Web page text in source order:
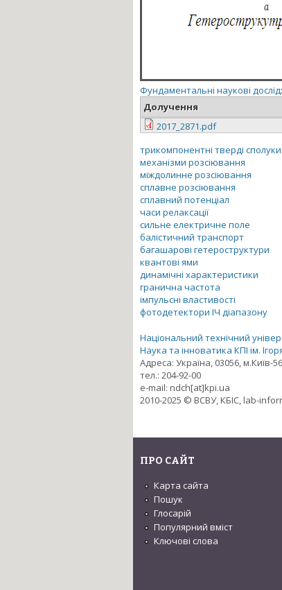
Фундаментальні наукові
Долучення
2017_2871.pdf
трикомпонентні тверді сполуки
механізми розсіювання
міждолинне розсіювання
сплавне розсіювання
сплавний потенціал
часи релаксації
сильне електричне поле
балістичний транспорт
багашарові гетероструктури
квантові ями
динамічні характеристики
гранична частота
імпульсні властивості
фотодетектори ІЧ діапазону
Національний технічний
Наука та інноватика КПІ ім.
Адреса: Україна, 03056, м.Київ-
тел.: 204-92-00
e-mail: ndch[at]kpi.ua
2010-2025 © ВСВУ, КБІС, lab-
ПРО САЙТ
Карта сайта
Пошук
Глосарій
Популярний вміст
Ключові слова